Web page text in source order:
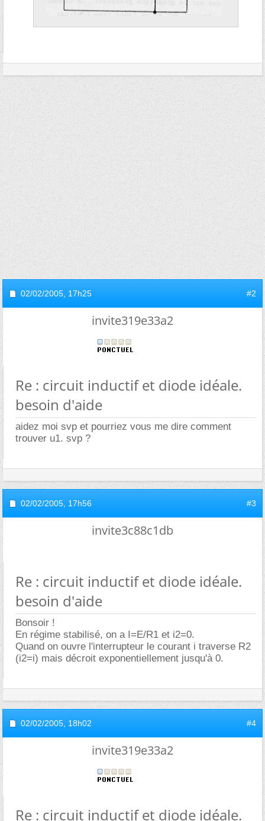
02/02/2005, 17h25 #2
invite319e33a2
Re : circuit inductif et diode idéale.
besoin d'aide
aidez moi svp et pourriez vous me dire comment
trouver u1. svp ?
02/02/2005, 17h56 #3
invite3c88c1db
Re : circuit inductif et diode idéale.
besoin d'aide
Bonsoir !
En régime stabilisé, on a I=E/R1 et i2=0.
Quand on ouvre l'interrupteur le courant i traverse R2
(i2=i) mais décroit exponentiellement jusqu'à 0.
02/02/2005, 18h02 #4
invite319e33a2
Re : circuit inductif et diode idéale.